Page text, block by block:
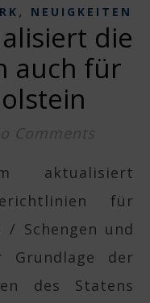
, NEUIGKEITEN
die
auch für
Comments
für
/ Schengen und
Grundlage der
des Statens